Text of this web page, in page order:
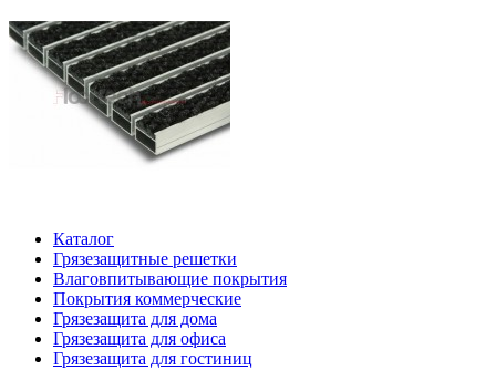
Каталог
Грязезащитные решетки
Влаговпитывающие покрытия
Покрытия коммерческие
Грязезащита для дома
Грязезащита для офиса
Грязезащита для гостиниц